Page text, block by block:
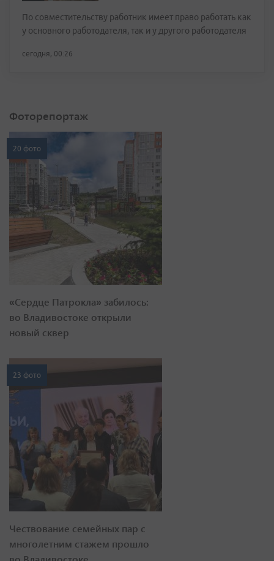
По совместительству работник имеет право работать как
у основного работодателя, так и у другого работодателя
сегодня, 00:26
Фоторепортаж
20 фото
«Сердце Патрокла» забилось:
во Владивостоке открыли
новый сквер
23 фото
Чествование семейных пар с
многолетним стажем прошло